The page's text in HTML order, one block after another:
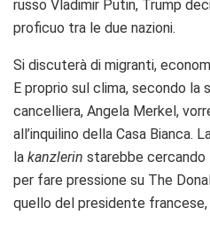
russo Vladimir Putin, Trump
proficuo tra le due nazioni.
Si discuterà di migranti,
E proprio sul clima, secondo la
cancelliera, Angela Merkel,
all’inquilino della Casa Bianca.
la kanzlerin starebbe cercando
per fare pressione su The
quello del presidente francese,